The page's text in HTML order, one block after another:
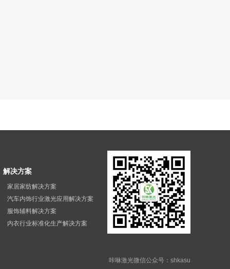
解决方案
家居家纺解决方案
汽车内饰行业激光应用解决方案
服饰辅料解决方案
内衣行业标准化生产解决方案
咔咻激光微信公众号：shkasu